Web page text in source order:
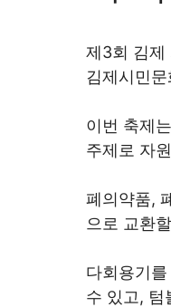
제3회 김제
김제시민
이번 축제
주제로 자
폐의약품,
으로 교환
다회용기
수 있고, 텀